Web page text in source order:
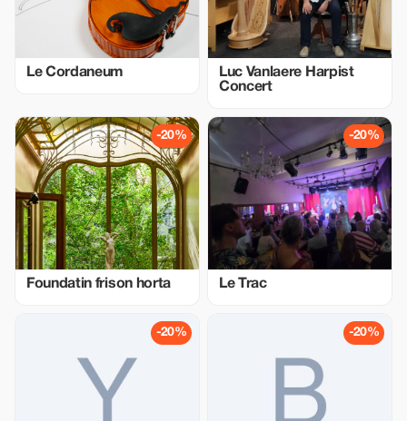
Le Cordaneum
Luc Vanlaere Harpist
Concert
-20%
Foundatin frison horta
-20%
Le Trac
-20% -20%